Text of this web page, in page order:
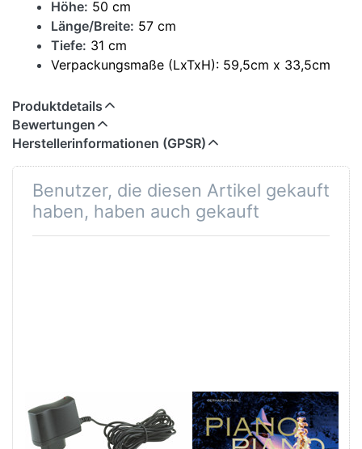
Höhe: 50 cm
Länge/Breite: 57 cm
Tiefe: 31 cm
Verpackungsmaße (LxTxH): 59,5cm x 33,5cm
Produktdetails
Bewertungen
Herstellerinformationen (GPSR)
Benutzer, die diesen Artikel gekauft
haben, haben auch gekauft
Netzteil 12257
für König &
Piano-Piano
"Christmas" für